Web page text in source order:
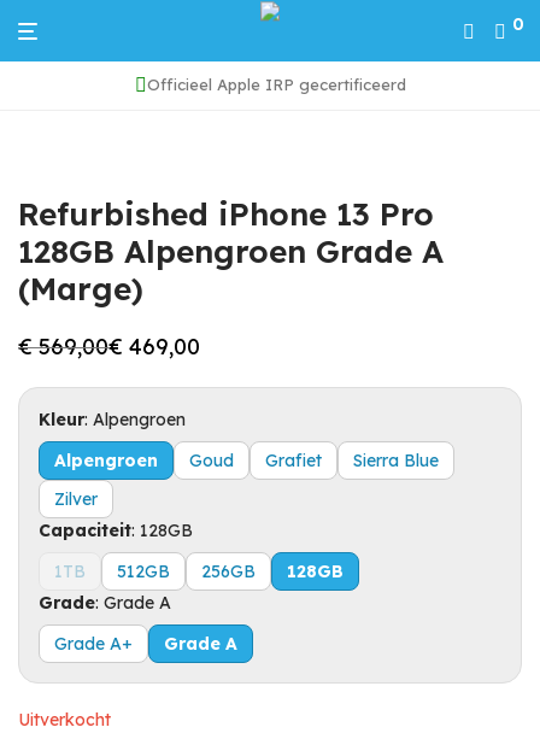
0
Officieel Apple IRP gecertificeerd
iPhone 13 Pro / Refurbished iPhone 13 Pro 128GB Alpengroen Grade A (Marge)
Refurbished iPhone 13 Pro
128GB Alpengroen Grade A
(Marge)
€569,00
Oorspronkelijke
was:
€ 569,00.
€ 469,00
Huidige
is:
€ 469,00.
Kleur: Alpengroen
Alpengroen
Goud Grafiet
Sierra Blue
Zilver
Capaciteit: 128GB
1TB
512GB 256GB
128GB
Grade: Grade A
Grade A+
Grade A
Uitverkocht